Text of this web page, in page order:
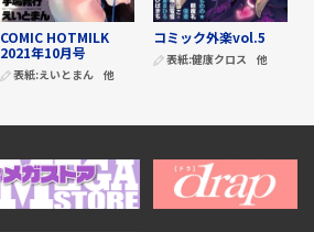
COMIC HOTMILK
2021年10月号
表紙:えいとまん 他
コミック外楽vol.5
表紙:健康クロス 他